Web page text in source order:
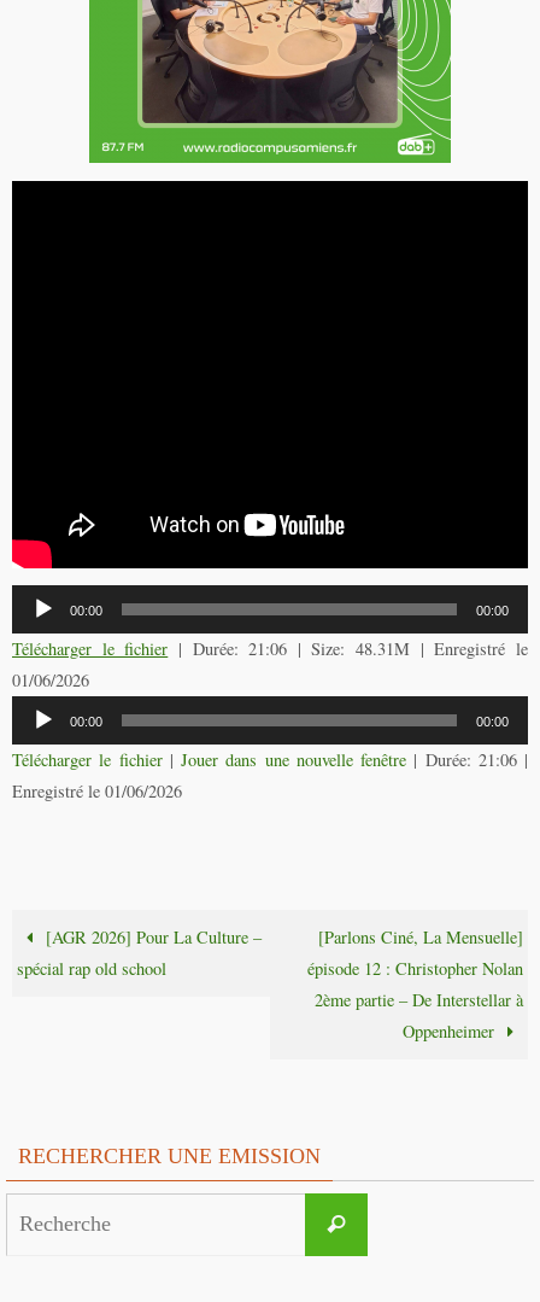
Lecteur
audio
00:00 00:00
Télécharger le fichier | Durée: 21:06 | Size: 48.31M | Enregistré le
01/06/2026
Lecteur
audio
00:00 00:00
Télécharger le fichier| Jouer dans une nouvelle fenêtre | Durée: 21:06|
Enregistré le 01/06/2026
[AGR 2026] Pour La Culture –
spécial rap old school
[Parlons Ciné, La Mensuelle]
épisode 12 : Christopher Nolan
2ème partie – De Interstellar à
Oppenheimer
RECHERCHER UNE EMISSION
Recherche